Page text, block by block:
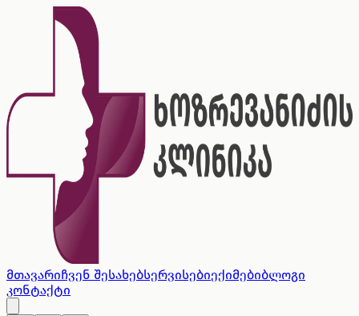
მთავარიჩვენ შესახებსერვისებიექიმებიბლოგი
კონტაქტი